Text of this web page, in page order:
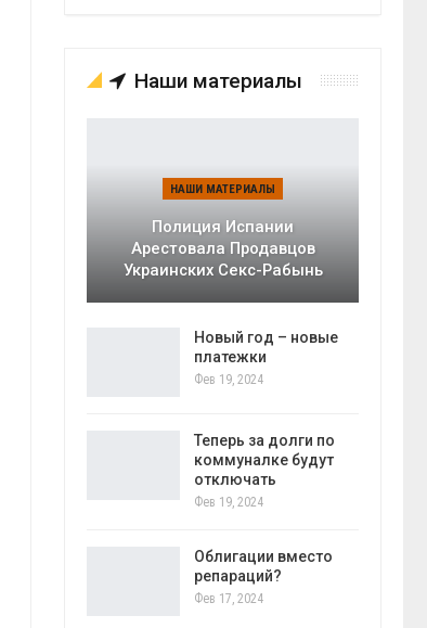
Наши материалы
НАШИ МАТЕРИАЛЫ
Полиция Испании
Арестовала Продавцов
Украинских Секс-Рабынь
Новый год – новые
платежки
Фев 19, 2024
Теперь за долги по
коммуналке будут
отключать
Фев 19, 2024
Облигации вместо
репараций?
Фев 17, 2024